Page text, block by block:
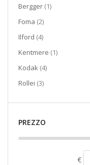
Bergger 1elemento
Foma 2elementi
Ilford 4elementi
Kentmere 1elemento
Kodak 4elementi
Rollei 3elementi
PREZZO
€